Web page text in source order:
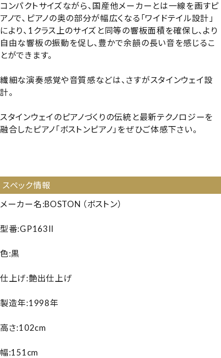
コンパクトサイズながら、国産他メーカーとは一線を画すピ
アノで、ピアノの奥の部分が幅広くなる「ワイドテイル設計」
により、1クラス上のサイズと同等の響板面積を確保し、より
自由な響板の振動を促し、豊かで余韻の長い音を感じるこ
とができます。
繊細な演奏感覚や音質感などは、さすがスタインウェイ設
計。
スタインウェイのピアノづくりの伝統と最新テクノロジーを
融合したピアノ「ボストンピアノ」をぜひご体感下さい。
スペック情報
メーカー名:BOSTON （ボストン）
型番:GP163II
色:黒
仕上げ:艶出仕上げ
製造年:1998年
高さ:102cm
幅:151cm